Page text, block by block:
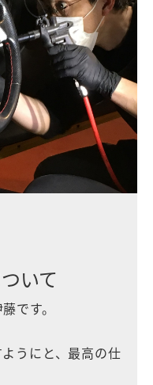
いて
です。
うにと、最高の仕